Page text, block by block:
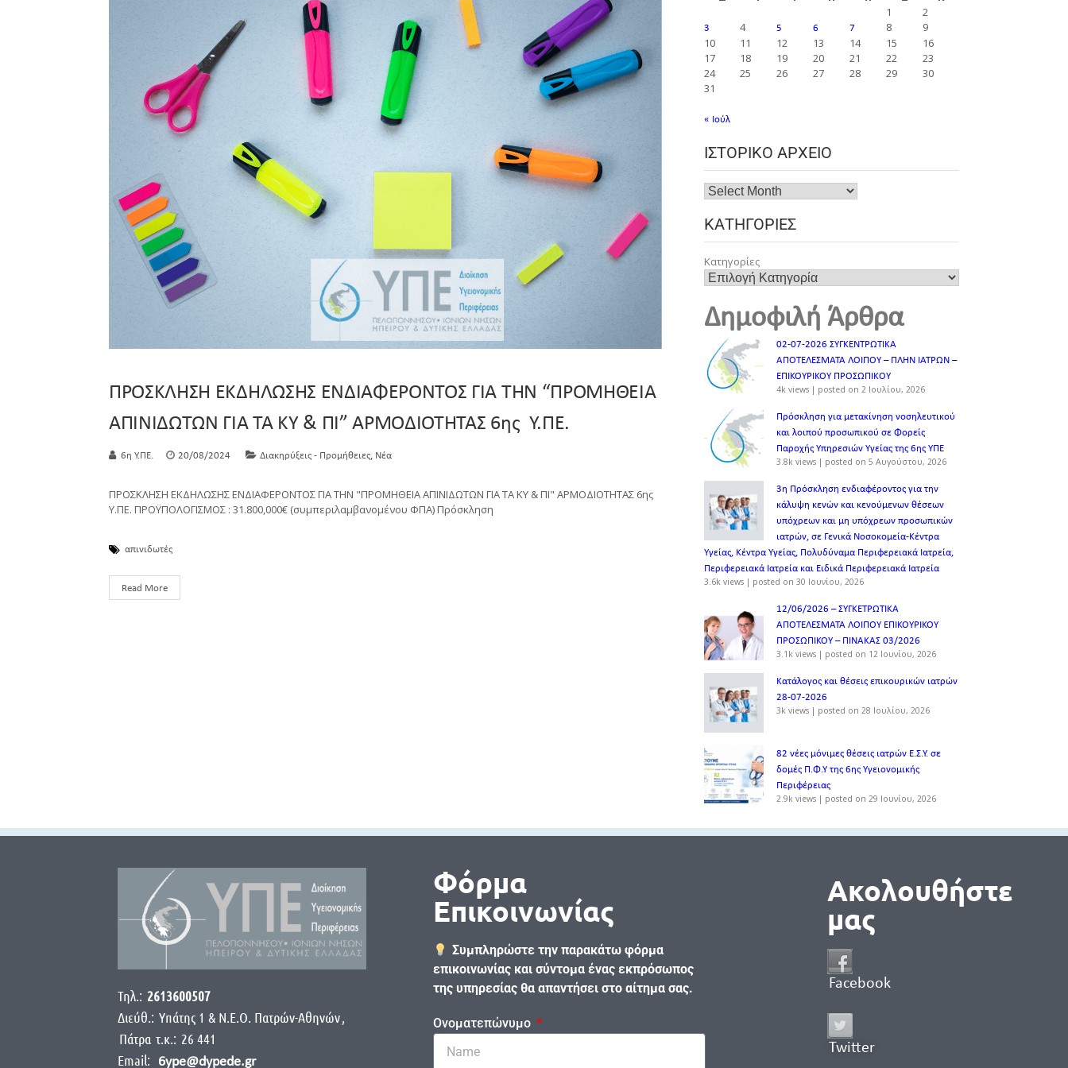
ΠΡΟΣΚΛΗΣΗ ΕΚΔΗΛΩΣΗΣ ΕΝΔΙΑΦΕΡΟΝΤΟΣ ΓΙΑ ΤΗΝ “ΠΡΟΜΗΘΕΙΑ
ΑΠΙΝΙΔΩΤΩΝ ΓΙΑ ΤΑ ΚΥ & ΠΙ” ΑΡΜΟΔΙΟΤΗΤΑΣ 6ης Υ.ΠΕ.
6η Υ.ΠΕ. 20/08/2024 Διακηρύξεις - Προμήθειες, Νέα
ΠΡΟΣΚΛΗΣΗ ΕΚΔΗΛΩΣΗΣ ΕΝΔΙΑΦΕΡΟΝΤΟΣ ΓΙΑ ΤΗΝ "ΠΡΟΜΗΘΕΙΑ ΑΠΙΝΙΔΩΤΩΝ ΓΙΑ ΤΑ ΚΥ & ΠΙ" ΑΡΜΟΔΙΟΤΗΤΑΣ 6ης
Υ.ΠΕ. ΠΡΟΫΠΟΛΟΓΙΣΜΟΣ : 31.800,000€ (συμπεριλαμβανομένου ΦΠΑ) Πρόσκληση
απινιδωτές
Read More
1
2
3 4 5 6 7 8
9
10
11 12 13 14 15
16
17
18 19 20 21 22
23
24
25 26 27 28 29
30
31
« Ιούλ
ΙΣΤΟΡΙΚΌ ΑΡΧΕΊΟ
ΚΑΤΗΓΟΡΊΕΣ
Κατηγορίες
Δημοφιλή Άρθρα
02-07-2026 ΣΥΓΚΕΝΤΡΩΤΙΚΑ
ΑΠΟΤΕΛΕΣΜΑΤΑ ΛΟΙΠΟΥ – ΠΛΗΝ ΙΑΤΡΩΝ –
ΕΠΙΚΟΥΡΙΚΟΥ ΠΡΟΣΩΠΙΚOY
4k views | posted on 2 Ιουλίου, 2026
Πρόσκληση για μετακίνηση νοσηλευτικού
και λοιπού προσωπικού σε Φορείς
Παροχής Υπηρεσιών Υγείας της 6ης ΥΠΕ
3.8k views | posted on 5 Αυγούστου, 2026
3η Πρόσκληση ενδιαφέροντος για την
κάλυψη κενών και κενούμενων θέσεων
υπόχρεων και μη υπόχρεων προσωπικών
ιατρών, σε Γενικά Νοσοκομεία-Κέντρα
Υγείας, Κέντρα Υγείας, Πολυδύναμα Περιφερειακά Ιατρεία,
Περιφερειακά Ιατρεία και Ειδικά Περιφερειακά Ιατρεία
3.6k views | posted on 30 Ιουνίου, 2026
12/06/2026 – ΣΥΓΚΕΤΡΩΤΙΚΑ
ΑΠΟΤΕΛΕΣΜΑΤΑ ΛΟΙΠΟΥ ΕΠΙΚΟΥΡΙΚΟΥ
ΠΡΟΣΩΠΙΚΟΥ – ΠΙΝΑΚΑΣ 03/2026
3.1k views | posted on 12 Ιουνίου, 2026
Κατάλογος και θέσεις επικουρικών ιατρών
28-07-2026
3k views | posted on 28 Ιουλίου, 2026
82 νέες μόνιμες θέσεις ιατρών Ε.Σ.Υ. σε
δομές Π.Φ.Υ της 6ης Υγειονομικής
Περιφέρειας
2.9k views | posted on 29 Ιουνίου, 2026
Τηλ.: 2613600507
Διεύθ.: Yπάτης 1 & Ν.Ε.Ο. Πατρών-Αθηνών,
Πάτρα τ.κ.: 26 441
Email:
6ype@dypede.gr
Φόρμα
Επικοινωνίας
Συμπληρώστε την παρακάτω φόρμα
επικοινωνίας και σύντομα ένας εκπρόσωπος
της υπηρεσίας θα απαντήσει στο αίτημα σας.
Ονοματεπώνυμο
Ακολουθήστε
μας
Facebook
Twitter